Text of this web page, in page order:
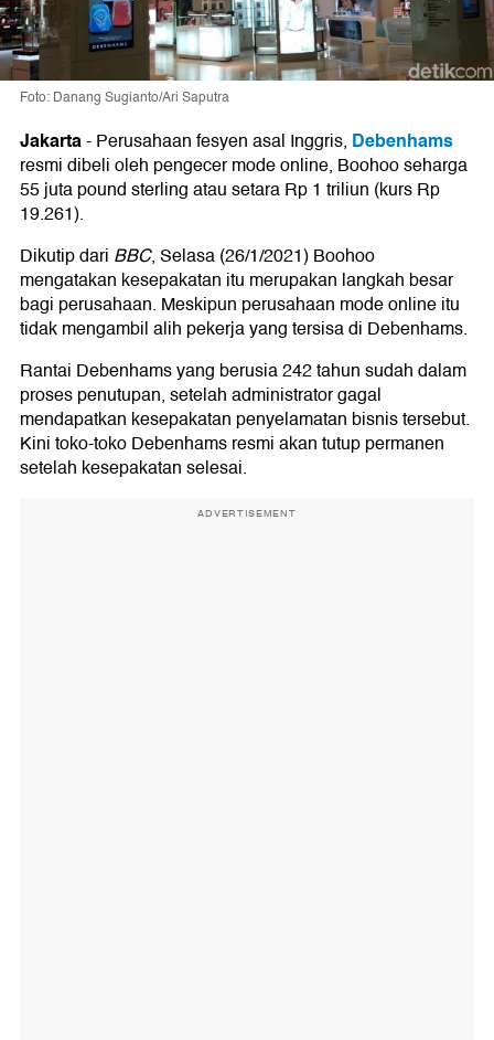
Foto: Danang Sugianto/Ari Saputra
Jakarta-Perusahaan fesyen asal Inggris, Debenhams
resmi dibeli oleh pengecer mode online, Boohoo seharga
55 juta pound sterling atau setara Rp 1 triliun (kurs Rp
19.261).
Dikutip dari BBC, Selasa (26/1/2021) Boohoo
mengatakan kesepakatan itu merupakan langkah besar
bagi perusahaan. Meskipun perusahaan mode online itu
tidak mengambil alih pekerja yang tersisa di Debenhams.
Rantai Debenhams yang berusia 242 tahun sudah dalam
proses penutupan, setelah administrator gagal
mendapatkan kesepakatan penyelamatan bisnis tersebut.
Kini toko-toko Debenhams resmi akan tutup permanen
setelah kesepakatan selesai.
ADVERTISEMENT